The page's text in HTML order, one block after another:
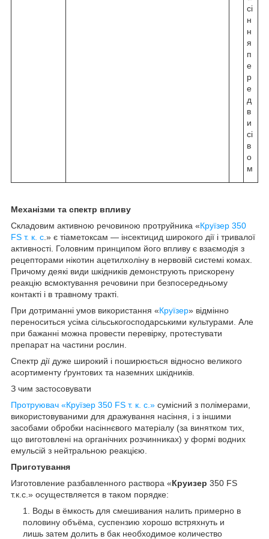
сі
н
н
я
п
е
р
е
д
в
и
сі
в
о
м
Механізми та спектр впливу
Складовим активною речовиною протруйника «Круїзер 350
FS т. к. с .» є тіаметоксам — інсектицид широкого дії і тривалої
активності. Головним принципом його впливу є взаємодія з
рецепторами нікотин ацетилхоліну в нервовій системі комах.
Причому деякі види шкідників демонструють прискорену
реакцію всмоктування речовини при безпосередньому
контакті і в травному тракті.
При дотриманні умов використання «Круїзер» відмінно
переноситься усіма сільськогосподарськими культурами. Але
при бажанні можна провести перевірку, протестувати
препарат на частини рослин.
Спектр дії дуже широкий і поширюється відносно великого
асортименту ґрунтових та наземних шкідників.
З чим застосовувати
Протруювач «Круїзер 350 FS т. к. с.» сумісний з полімерами,
використовуваними для дражування насіння, і з іншими
засобами обробки насіннєвого матеріалу (за винятком тих,
що виготовлені на органічних розчинниках) у формі водних
емульсій з нейтральною реакцією.
Приготування
Изготовление разбавленного раствора «Круизер 350 FS
т.к.с.» осуществляется в таком порядке:
Воды в ёмкость для смешивания налить примерно в
половину объёма, суспензию хорошо встряхнуть и
лишь затем долить в бак необходимое количество